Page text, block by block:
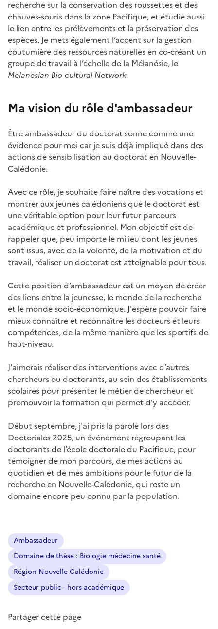
recherche sur la conservation des roussettes et des
chauves-souris dans la zone Pacifique, et étudie aussi
le lien entre les prélèvements et la préservation des
espèces. Je mets également l’accent sur la gestion
coutumière des ressources naturelles en co-créant un
groupe de travail à l’échelle de la Mélanésie, le
Melanesian Bio-cultural Network.
Ma vision du rôle d'ambassadeur
Être ambassadeur du doctorat sonne comme une
évidence pour moi car je suis déjà impliqué dans des
actions de sensibilisation au doctorat en Nouvelle-
Calédonie.
Avec ce rôle, je souhaite faire naître des vocations et
montrer aux jeunes calédoniens que le doctorat est
une véritable option pour leur futur parcours
académique et professionnel. Mon objectif est de
rappeler que, peu importe le milieu dont les jeunes
sont issus, avec de la volonté, de la motivation et du
travail, réaliser un doctorat est atteignable pour tous.
Cette position d’ambassadeur est un moyen de créer
des liens entre la jeunesse, le monde de la recherche
et le monde socio-économique. J'espère pouvoir faire
mieux connaître et reconnaître les docteurs et leurs
compétences, de la même manière que les sportifs de
haut-niveau.
J'aimerais réaliser des interventions avec d’autres
chercheurs ou doctorants, au sein des établissements
scolaires pour présenter le métier de chercheur et
promouvoir la formation qui permet d’y accéder.
Début septembre, j'ai pris la parole lors des
Doctoriales 2025, un événement regroupant les
doctorants de l’école doctorale du Pacifique, pour
témoigner de mon parcours, de mes actions au
quotidien et de mes ambitions pour le futur de la
recherche en Nouvelle-Calédonie, qui reste un
domaine encore peu connu par la population.
Ambassadeur
Domaine de thèse : Biologie médecine santé
Région Nouvelle Calédonie
Secteur public - hors académique
Partager cette page